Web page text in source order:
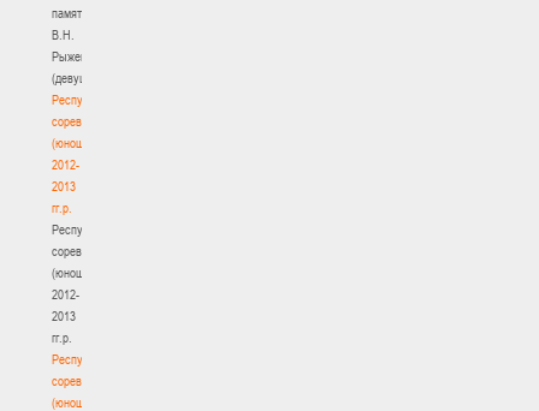
памяти
В.Н.
Рыженкова
(девушки)
Республиканские
соревнования
(юноши)
2012-
2013
гг.р.
Республиканские
соревнования
(юноши)
2012-
2013
гг.р.
Республиканские
соревнования
(юноши)